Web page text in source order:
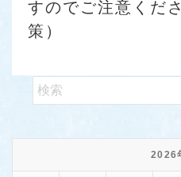
すのでご注意くだ
策）
2026